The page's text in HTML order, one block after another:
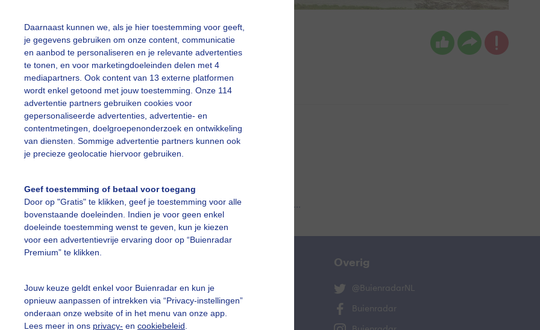
Daarnaast kunnen we, als je hier toestemming voor geeft,
je gegevens gebruiken om onze content, communicatie
en aanbod te personaliseren en je relevante advertenties
te tonen, en voor marketingdoeleinden delen met 4
mediapartners. Ook content van 13 externe platformen
wordt enkel getoond met jouw toestemming. Onze 114
advertentie partners gebruiken cookies voor
gepersonaliseerde advertenties, advertentie- en
contentmetingen, doelgroepenonderzoek en ontwikkeling
van diensten. Sommige advertentie partners kunnen ook
je precieze geolocatie hiervoor gebruiken.
Geef toestemming of betaal voor toegang
Door op "Gratis" te klikken, geef je toestemming voor alle
bovenstaande doeleinden. Indien je voor geen enkel
doeleinde toestemming wenst te geven, kun je kiezen
voor een advertentievrije ervaring door op “Buienradar
Premium” te klikken.
Jouw keuze geldt enkel voor Buienradar en kun je
opnieuw aanpassen of intrekken via “Privacy-instellingen”
onderaan onze website of in het menu van onze app.
Lees meer in ons privacy- en cookiebeleid
ria brasser Gemaakt: 02-11-2023, 278x bekeken
Novemberstorm Veelregen
slideshow
Een moment geduld aub...
vragen
De Bilt
Overig
@BuienradarNL
Buienradar